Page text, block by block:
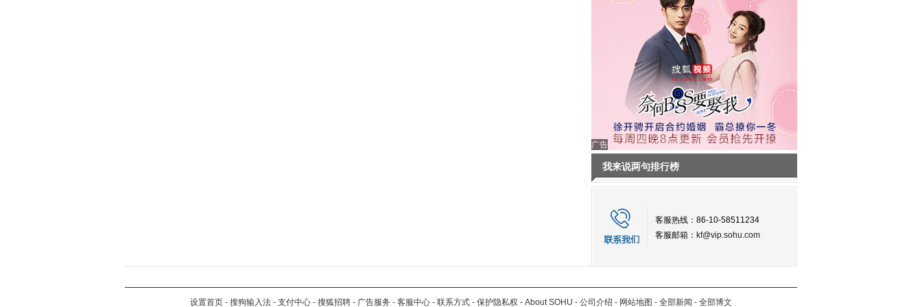
广告
我来说两句排行榜
客服热线：86-10-58511234
客服邮箱： kf@vip.sohu.com
设置首页 - 搜狗输入法 - 支付中心 - 搜狐招聘 - 广告服务 - 客服中心 - 联系方式 - 保护隐私权 - About SOHU - 公司介绍 - 网站地图 - 全部新闻 - 全部博文